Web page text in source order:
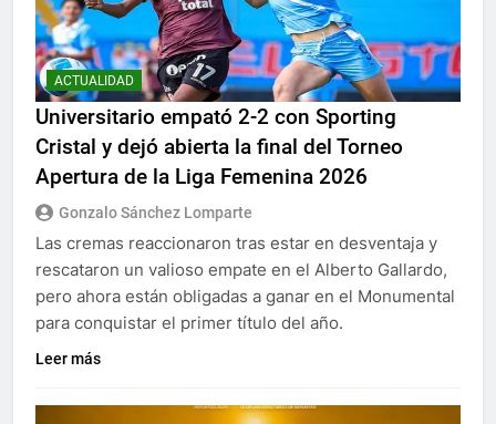
ACTUALIDAD
Universitario empató 2-2 con Sporting
Cristal y dejó abierta la final del Torneo
Apertura de la Liga Femenina 2026
Gonzalo Sánchez Lomparte
Las cremas reaccionaron tras estar en desventaja y
rescataron un valioso empate en el Alberto Gallardo,
pero ahora están obligadas a ganar en el Monumental
para conquistar el primer título del año.
Leer más